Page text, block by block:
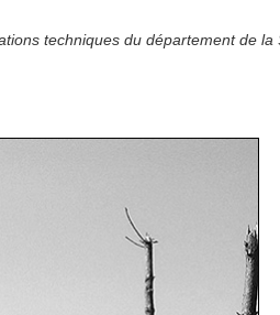
techniques du département de la